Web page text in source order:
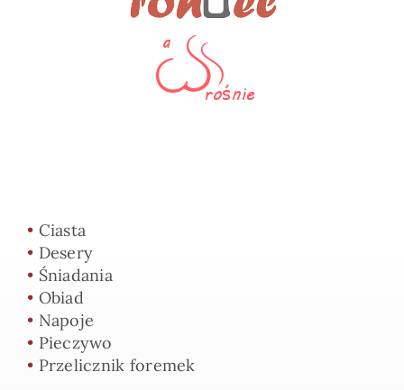
• Ciasta
• Desery
• Śniadania
• Obiad
• Napoje
• Pieczywo
• Przelicznik foremek